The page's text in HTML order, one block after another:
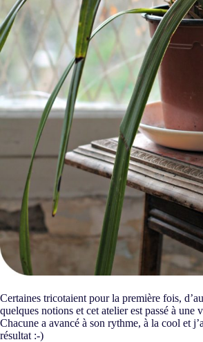
Certaines tricotaient pour la première fois,
quelques notions et cet atelier est passé à une
Chacune a avancé à son rythme, à la cool et
résultat :-)
En soumettant ce formulaire,
informations soient utilisées dans la
avec The Funky Fresh Project et la
en découler.
CONFIRMER